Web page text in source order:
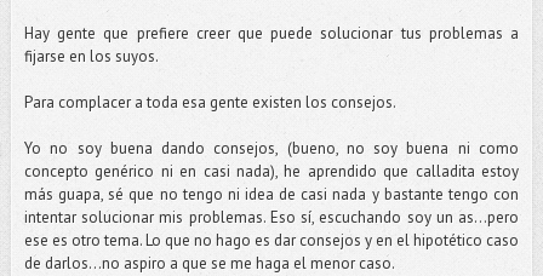
Hay gente que prefiere creer que puede solucionar tus problemas a
fijarse en los suyos.
Para complacer a toda esa gente existen los consejos.
Yo no soy buena dando consejos, (bueno, no soy buena ni como
concepto genérico ni en casi nada), he aprendido que calladita estoy
más guapa, sé que no tengo ni idea de casi nada y bastante tengo con
intentar solucionar mis problemas. Eso sí, escuchando soy un as…pero
ese es otro tema. Lo que no hago es dar consejos y en el hipotético caso
de darlos...no aspiro a que se me haga el menor caso.